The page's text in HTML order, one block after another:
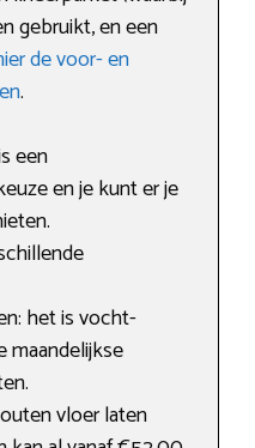
gebruikt, en een
de voor- en
.
een
en je kunt er je
het is vocht-
maandelijkse
vloer laten